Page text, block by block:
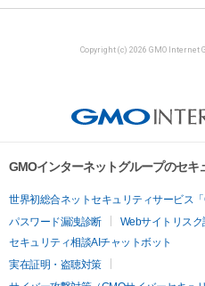
Copyright (c) 2026 GMO Internet
GMOインターネットグループのセキ
世界初総合ネットセキュリティサービス「
パスワード漏洩診断
Webサイトリスク
セキュリティ相談AIチャットボット
実在証明・盗聴対策